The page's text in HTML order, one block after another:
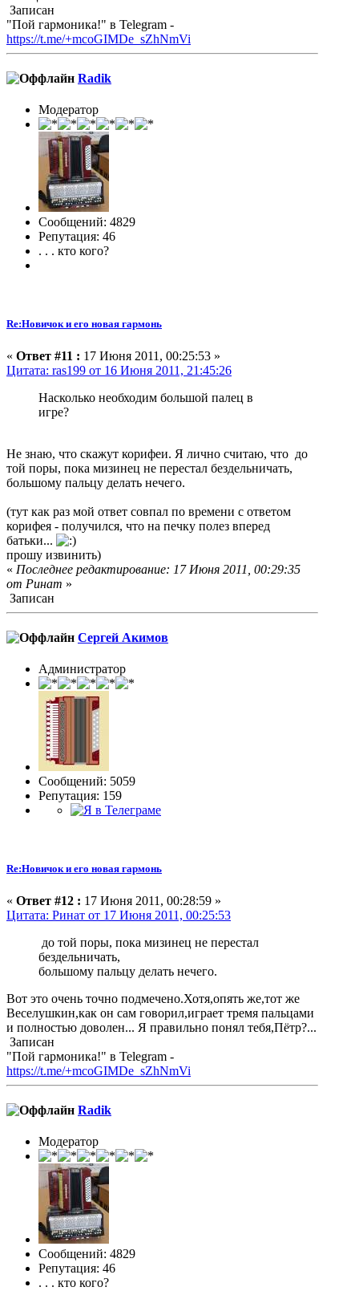
Записан
"Пой гармоника!" в Telegram -
https://t.me/+mcoGIMDe_sZhNmVi
Radik
Модератор
Сообщений: 4829
Репутация: 46
. . . кто кого?
Re:Новичок и его новая гармонь
« Ответ #11 : 17 Июня 2011, 00:25:53 »
Цитата: ras199 от 16 Июня 2011, 21:45:26
Насколько необходим большой палец в
игре?
Не знаю, что скажут корифеи. Я лично считаю, что до
той поры, пока мизинец не перестал бездельничать,
большому пальцу делать нечего.
(тут как раз мой ответ совпал по времени с ответом
корифея - получился, что на печку полез вперед
батьки...
прошу извинить)
« Последнее редактирование: 17 Июня 2011, 00:29:35
от Ринат »
Записан
Сергей Акимов
Администратор
Сообщений: 5059
Репутация: 159
Re:Новичок и его новая гармонь
« Ответ #12 : 17 Июня 2011, 00:28:59 »
Цитата: Ринат от 17 Июня 2011, 00:25:53
до той поры, пока мизинец не перестал
бездельничать,
большому пальцу делать нечего.
Вот это очень точно подмечено.Хотя,опять же,тот же
Веселушкин,как он сам говорил,играет тремя пальцами
и полностью доволен... Я правильно понял тебя,Пётр?...
Записан
"Пой гармоника!" в Telegram -
https://t.me/+mcoGIMDe_sZhNmVi
Radik
Модератор
Сообщений: 4829
Репутация: 46
. . . кто кого?